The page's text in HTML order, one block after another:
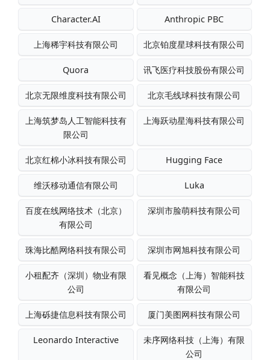
Character.AI Anthropic PBC
上海稀宇科技有限公司 北京铂度星球科技有限公司
Quora 讯飞医疗科技股份有限公司
北京无限维度科技有限公司 北京毛线球科技有限公司
上海筑梦岛人工智能科技有
限公司
上海跃动星海科技有限公司
北京红棉小冰科技有限公司 Hugging Face
维沃移动通信有限公司 Luka
百度在线网络技术（北京）
有限公司
深圳市脸萌科技有限公司
珠海比酷网络科技有限公司 深圳市网旭科技有限公司
小租配齐（深圳）物业有限
公司
看见概念（上海）智能科技
有限公司
上海砾捷信息科技有限公司 厦门美图网科技有限公司
Leonardo Interactive
未序网络科技（上海）有限
公司